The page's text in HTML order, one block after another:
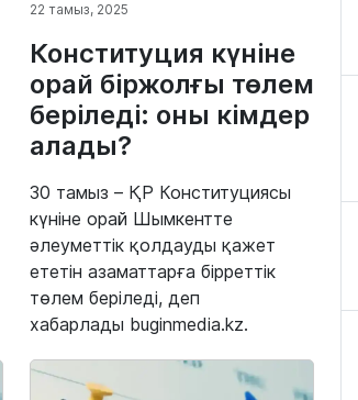
22 тамыз, 2025
Конституция күніне
орай біржолғы төлем
беріледі: оны кімдер
алады?
30 тамыз – ҚР Конституциясы
күніне орай Шымкентте
әлеуметтік қолдауды қажет
ететін азаматтарға бірреттік
төлем беріледі, деп
хабарлады buginmedia.kz.